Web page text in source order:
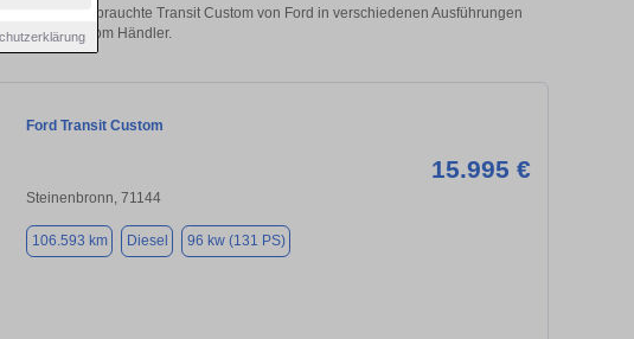
Sie gebrauchte Transit Custom von Ford in verschiedenen Ausführungen
privat und vom Händler.
Ford Transit Custom
15.995 €
Steinenbronn, 71144
106.593 km Diesel 96 kw (131 PS)